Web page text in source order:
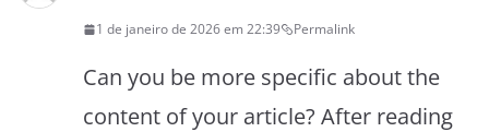
1 de janeiro de 2026 em 22:39 Permalink
Can you be more specific about the
content of your article? After reading